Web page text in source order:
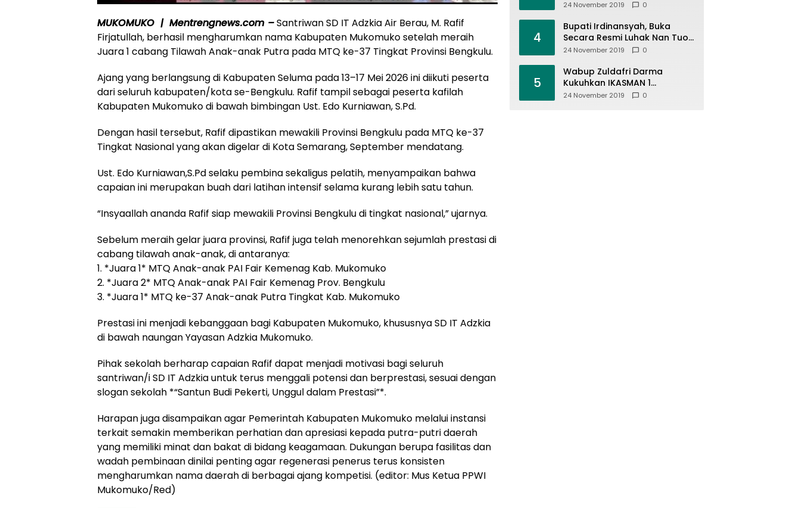
MUKOMUKO | Mentrengnews.com –Santriwan SD IT Adzkia Air Berau, M. Rafif
Firjatullah, berhasil mengharumkan nama Kabupaten Mukomuko setelah meraih
Juara 1 cabang Tilawah Anak-anak Putra pada MTQ ke-37 Tingkat Provinsi Bengkulu.
Ajang yang berlangsung di Kabupaten Seluma pada 13–17 Mei 2026 ini diikuti peserta
dari seluruh kabupaten/kota se-Bengkulu. Rafif tampil sebagai peserta kafilah
Kabupaten Mukomuko di bawah bimbingan Ust. Edo Kurniawan, S.Pd.
Dengan hasil tersebut, Rafif dipastikan mewakili Provinsi Bengkulu pada MTQ ke-37
Tingkat Nasional yang akan digelar di Kota Semarang, September mendatang.
Ust. Edo Kurniawan,S.Pd selaku pembina sekaligus pelatih, menyampaikan bahwa
capaian ini merupakan buah dari latihan intensif selama kurang lebih satu tahun.
“Insyaallah ananda Rafif siap mewakili Provinsi Bengkulu di tingkat nasional,” ujarnya.
Sebelum meraih gelar juara provinsi, Rafif juga telah menorehkan sejumlah prestasi di
cabang tilawah anak-anak, di antaranya:
1. *Juara 1* MTQ Anak-anak PAI Fair Kemenag Kab. Mukomuko
2. *Juara 2* MTQ Anak-anak PAI Fair Kemenag Prov. Bengkulu
3. *Juara 1* MTQ ke-37 Anak-anak Putra Tingkat Kab. Mukomuko
Prestasi ini menjadi kebanggaan bagi Kabupaten Mukomuko, khususnya SD IT Adzkia
di bawah naungan Yayasan Adzkia Mukomuko.
Pihak sekolah berharap capaian Rafif dapat menjadi motivasi bagi seluruh
santriwan/i SD IT Adzkia untuk terus menggali potensi dan berprestasi, sesuai dengan
slogan sekolah *“Santun Budi Pekerti, Unggul dalam Prestasi”*.
Harapan juga disampaikan agar Pemerintah Kabupaten Mukomuko melalui instansi
terkait semakin memberikan perhatian dan apresiasi kepada putra-putri daerah
yang memiliki minat dan bakat di bidang keagamaan. Dukungan berupa fasilitas dan
wadah pembinaan dinilai penting agar regenerasi penerus terus konsisten
mengharumkan nama daerah di berbagai ajang kompetisi. (editor: Mus Ketua PPWI
Mukomuko/Red)
24 November 2019 0
4
Bupati Irdinansyah, Buka
Secara Resmi Luhak Nan Tuo
Wirabraja Adventure Offroad
24 November 2019 0
5
Wabup Zuldafri Darma
Kukuhkan IKASMAN 1
Pariangan Se Jabodetabek
24 November 2019 0